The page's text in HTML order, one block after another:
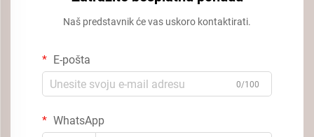
Naš predstavnik će vas uskoro kontaktirati.
E-pošta
0/100
WhatsApp